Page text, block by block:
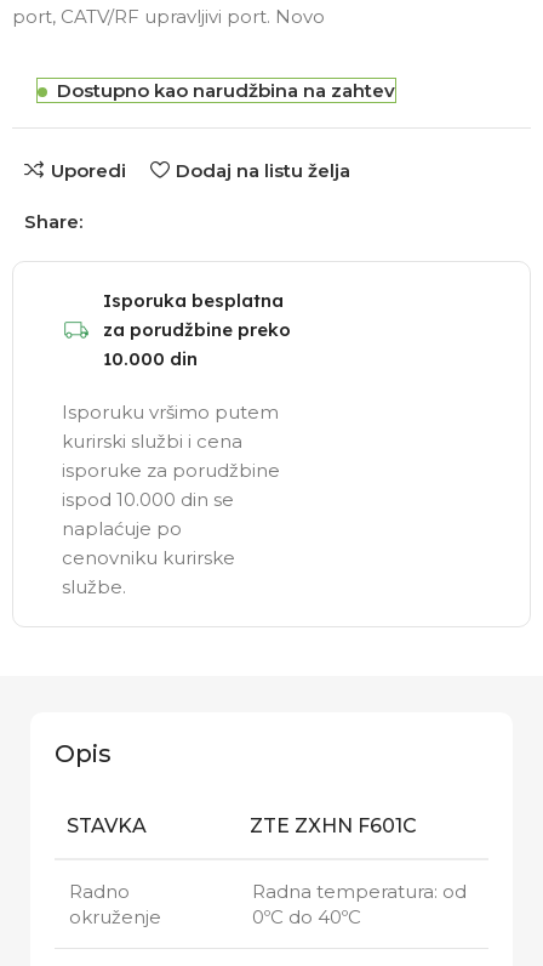
port, CATV/RF upravljivi port. Novo
Dostupno kao narudžbina na zahtev
Uporedi Dodaj na listu želja
Share:
Isporuka besplatna
za porudžbine preko
10.000 din
Isporuku vršimo putem
kurirski službi i cena
isporuke za porudžbine
ispod 10.000 din se
naplaćuje po
cenovniku kurirske
službe.
Opis
STAVKA ZTE ZXHN F601C
Radno
okruženje
Radna temperatura: od
0ºC do 40ºC